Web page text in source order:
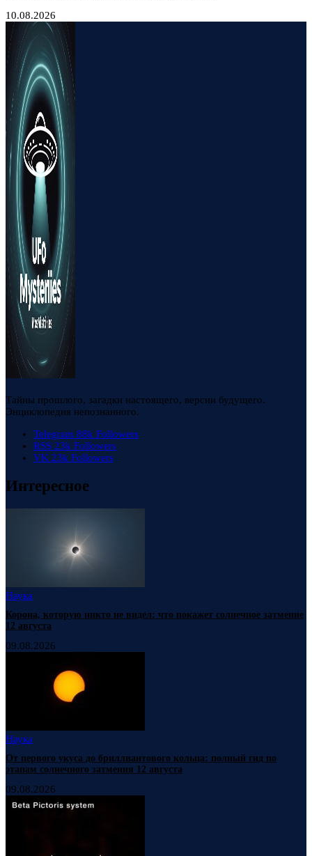
10.08.2026
Тайны прошлого, загадки настоящего, версии будущего.
Энциклопедия непознанного.
Telegram 88k Followers
RSS 23k Followers
VK 23k Followers
Интересное
Наука
Корона, которую никто не видел: что покажет солнечное затмение
12 августа
09.08.2026
Наука
От первого укуса до бриллиантового кольца: полный гид по
этапам солнечного затмения 12 августа
09.08.2026